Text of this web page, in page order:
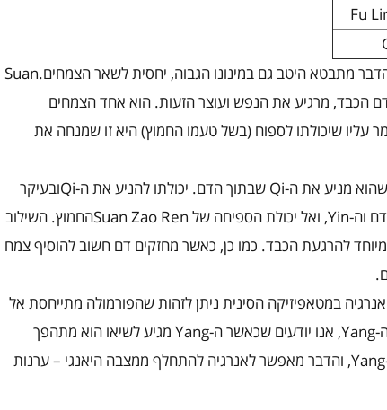
Fu
מתבטא היטב גם במינונו הגבוה, יחסית לשאר הצמחים.Suan
הכבד, מרגיע את הנפש ועוצר הזעות. הוא אחד הצמחים
עליו שיכולתו לספוח (בשל טעמו החמוץ) היא זו שמנחה את
שהוא מניע את ה-Qi שבתוך הדם. יכולתו להניע את ה-Qiובעיקר
וה-Yin, ואל יכולת הספיחה של Suan Zao Renהחמוץ. השילוב
להרגעת הכבד. כמו כן, כאשר מחזקים דם חשוב להוסיף צמח
במטאפיזיקה הסינית ניתן לזהות שהפורמולה מתייחסת אל
Yang, אנו יודעים שכאשר ה-Yang מגיע לשיאו הוא מתהפך
Yang, והדבר מאפשר לאנרגיה להתחלף ממצבה היאנגי – ערנות